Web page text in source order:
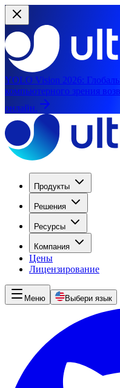
YOLO Vision 2026:
компьютерного зрения
онлайн.
Продукты
Решения
Ресурсы
Компания
Цены
Лицензирование
Меню Выбери язык